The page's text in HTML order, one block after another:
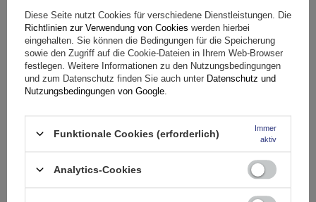
G3 Pacific Aero 64.230-68.129 Aluminium-Dachträger
191,09 €inkl. MwSt
Geringe Menge vorhanden
In den
Diese Seite nutzt Cookies für verschiedene Dienstleistungen. Die
Richtlinien zur Verwendung von Cookies werden hierbei
eingehalten. Sie können die Bedingungen für die Speicherung
sowie den Zugriff auf die Cookie-Dateien in Ihrem Web-Browser
festlegen. Weitere Informationen zu den Nutzungsbedingungen
und zum Datenschutz finden Sie auch unter Datenschutz und
Nutzungsbedingungen von Google
Funktionale Cookies (erforderlich)
Immer
aktiv
Analytics-Cookies